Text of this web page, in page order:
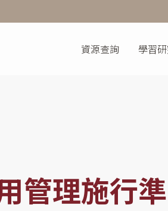
資源查詢 學習
管理施行準